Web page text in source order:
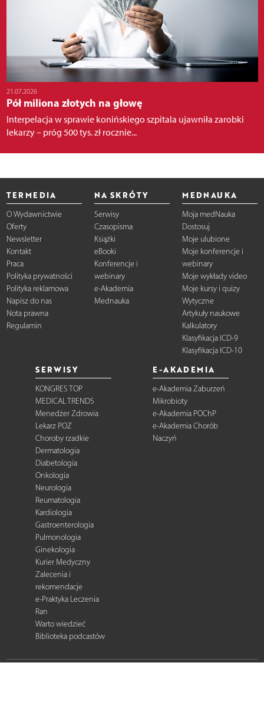
21.07.2026
Pół miliona złotych na głowę
Interpelacja w sprawie konińskiego szpitala ujawniła zarobki
lekarzy – próg 500 tys. zł rocznie...
TERMEDIA
O Wydawnictwie
Oferty
Newsletter
Kontakt
Praca
Polityka prywatności
Polityka reklamowa
Napisz do nas
Nota prawna
Regulamin
NA SKRÓTY
Serwisy
Czasopisma
Książki
eBooki
Konferencje i
webinary
e-Akademia
Mednauka
MEDNAUKA
Moja medNauka
Dostosuj
Moje ulubione
Moje konferencje i
webinary
Moje wykłady video
Moje kursy i quizy
Wytyczne
Artykuły naukowe
Kalkulatory
Klasyfikacja ICD-9
Klasyfikacja ICD-10
SERWISY
KONGRES TOP
MEDICAL TRENDS
Menedżer Zdrowia
Lekarz POZ
Choroby rzadkie
Dermatologia
Diabetologia
Onkologia
Neurologia
Reumatologia
Kardiologia
Gastroenterologia
Pulmonologia
Ginekologia
Kurier Medyczny
Zalecenia i
rekomendacje
e-Praktyka Leczenia
Ran
Warto wiedzieć
Biblioteka podcastów
E-AKADEMIA
e-Akademia Zaburzeń
Mikrobioty
e-Akademia POChP
e-Akademia Chorób
Naczyń